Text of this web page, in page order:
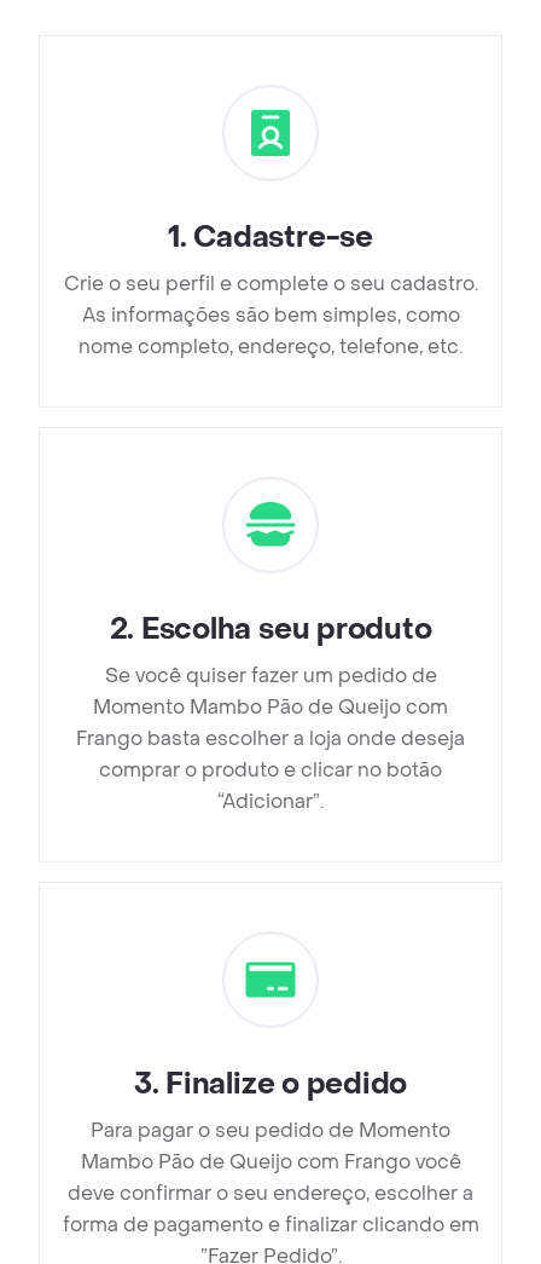
1. Cadastre-se
Crie o seu perfil e complete o seu cadastro.
As informações são bem simples, como
nome completo, endereço, telefone, etc.
2. Escolha seu produto
Se você quiser fazer um pedido de
Momento Mambo Pão de Queijo com
Frango basta escolher a loja onde deseja
comprar o produto e clicar no botão
“Adicionar”.
3. Finalize o pedido
Para pagar o seu pedido de Momento
Mambo Pão de Queijo com Frango você
deve confirmar o seu endereço, escolher a
forma de pagamento e finalizar clicando em
”Fazer Pedido”.